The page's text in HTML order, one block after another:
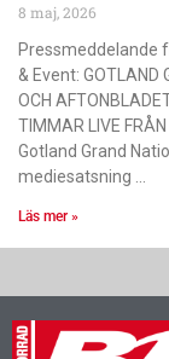
8 maj, 2026
Pressmeddelande
& Event: GOTLAND
OCH
TIMMAR LIVE
Gotland Grand
mediesatsning
Läs mer »